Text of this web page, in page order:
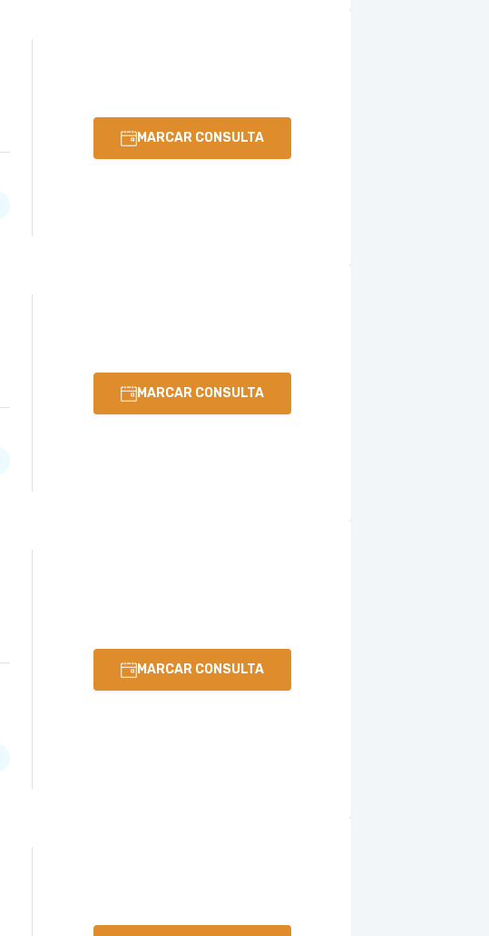
MARCAR CONSULTA
MARCAR CONSULTA
MARCAR CONSULTA